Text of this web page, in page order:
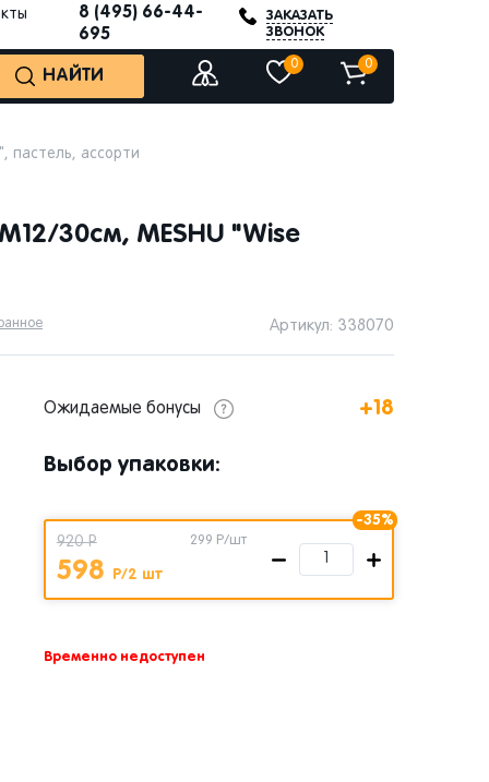
8 (495) 66-44-
695
ЗАКАЗАТЬ
ЗВОНОК
НАЙТИ
0 0
пастель, ассорти
30см, MESHU "Wise
Артикул: 338070
Ожидаемые бонусы +18
Выбор упаковки:
-35%
920 Р
598 Р/2 шт
299 Р/шт
Временно недоступен